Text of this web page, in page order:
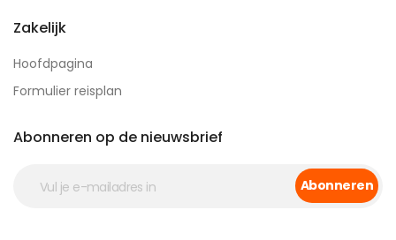
Zakelijk
Hoofdpagina
Formulier reisplan
Abonneren op de nieuwsbrief
Abonneren